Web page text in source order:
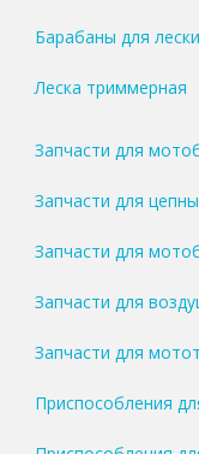
Барабаны для
Леска триммерная
Запчасти для
Запчасти для
Запчасти для
Запчасти для
Запчасти для
Приспособления